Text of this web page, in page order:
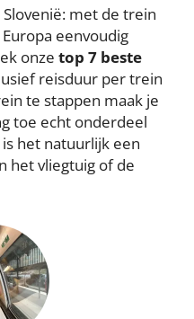
met de trein
eenvoudig
onze top 7 beste
reisduur per trein
te stappen maak je
toe echt onderdeel
het natuurlijk een
het vliegtuig of de